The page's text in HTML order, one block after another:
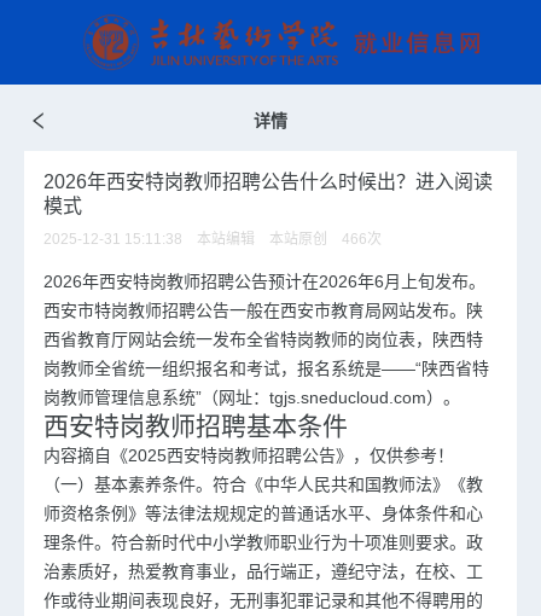
详情
2026年西安特岗教师招聘公告什么时候出？进入阅读
模式
2025-12-31 15:11:38 本站编辑 本站原创 466次
2026年西安特岗教师招聘公告预计在2026年6月上旬发布。
西安市特岗教师招聘公告一般在西安市教育局网站发布。陕
西省教育厅网站会统一发布全省特岗教师的岗位表，
陕西特
岗教师全省统一组织报名和考试，报名系统是——“陕西省特
岗教师管理信息系统”（网址：tgjs.sneducloud.com）。
西安特岗教师招聘基本条件
内容摘自《2025西安特岗教师招聘公告》，仅供参考！
（一）基本素养条件。符合《中华人民共和国教师法》《教
师资格条例》等法律法规规定的普通话水平、身体条件和心
理条件。符合新时代中小学教师职业行为十项准则要求。政
治素质好，热爱教育事业，品行端正，遵纪守法，在校、工
作或待业期间表现良好，无刑事犯罪记录和其他不得聘用的